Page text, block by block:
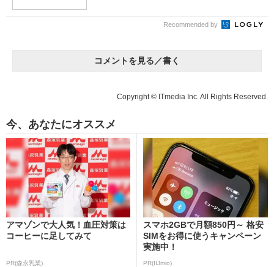
Recommended by
コメントを見る／書く
Copyright © ITmedia Inc. All Rights Reserved.
今、あなたにオススメ
アマゾンで大人気！血圧対策は
コーヒーに足してみて
PR(森永乳業)
スマホ2GBで月額850円～ 格安
SIMをお得に使うキャンペーン
実施中！
PR(IIJmio)